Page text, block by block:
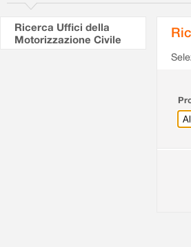
Ricerca Uffici della
Motorizzazione Civile